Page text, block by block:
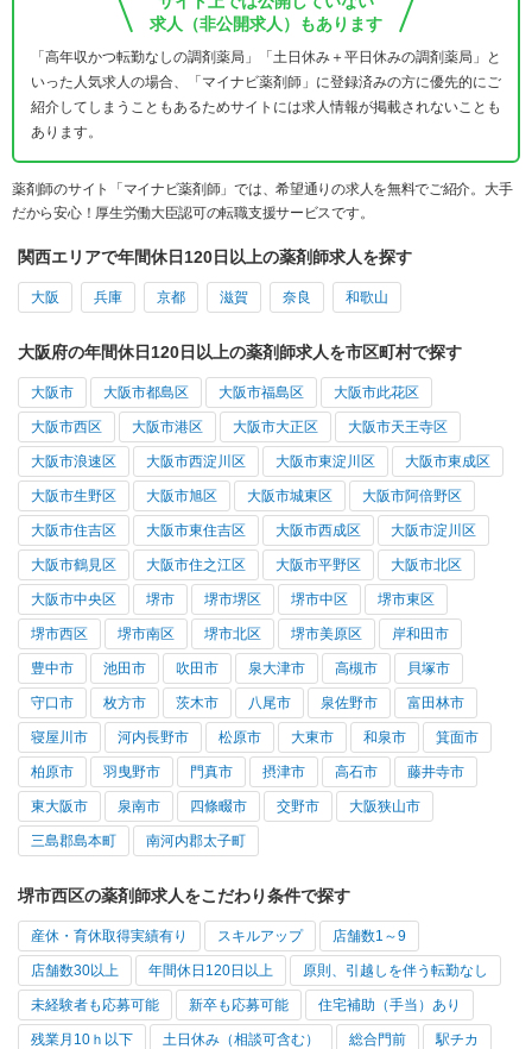
求人（非公開求人）もあります
「高年収かつ転勤なしの調剤薬局」「土日休み＋平日休みの調剤薬局」と
いった人気求人の場合、「マイナビ薬剤師」に登録済みの方に優先的にご
紹介してしまうこともあるためサイトには求人情報が掲載されないことも
あります。
薬剤師のサイト「マイナビ薬剤師」では、希望通りの求人を無料でご紹介。大手
だから安心！厚生労働大臣認可の転職支援サービスです。
関西エリアで年間休日120日以上の薬剤師求人を探す
大阪 兵庫 京都 滋賀 奈良 和歌山
大阪府の年間休日120日以上の薬剤師求人を市区町村で探す
大阪市 大阪市都島区 大阪市福島区 大阪市此花区
大阪市西区 大阪市港区 大阪市大正区 大阪市天王寺区
大阪市浪速区 大阪市西淀川区 大阪市東淀川区 大阪市東成区
大阪市生野区 大阪市旭区 大阪市城東区 大阪市阿倍野区
大阪市住吉区 大阪市東住吉区 大阪市西成区 大阪市淀川区
大阪市鶴見区 大阪市住之江区 大阪市平野区 大阪市北区
大阪市中央区 堺市 堺市堺区 堺市中区 堺市東区
堺市西区 堺市南区 堺市北区 堺市美原区 岸和田市
豊中市 池田市 吹田市 泉大津市 高槻市 貝塚市
守口市 枚方市 茨木市 八尾市 泉佐野市 富田林市
寝屋川市 河内長野市 松原市 大東市 和泉市 箕面市
柏原市 羽曳野市 門真市 摂津市 高石市 藤井寺市
東大阪市 泉南市 四條畷市 交野市 大阪狭山市
三島郡島本町 南河内郡太子町
堺市西区の薬剤師求人をこだわり条件で探す
産休・育休取得実績有り スキルアップ 店舗数1～9
店舗数30以上 年間休日120日以上 原則、引越しを伴う転勤なし
未経験者も応募可能 新卒も応募可能 住宅補助（手当）あり
残業月10ｈ以下 土日休み（相談可含む） 総合門前 駅チカ